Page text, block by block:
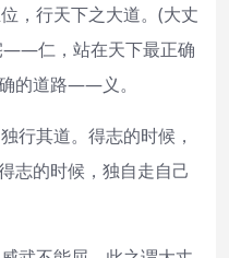
，行天下之大道。(大丈
——仁，站在天下最正确
的道路——义。
行其道。得志的时候，
志的时候，独自走自己